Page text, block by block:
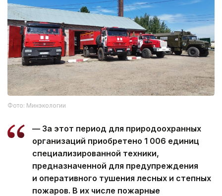
Фото: Минэкологии
— За этот период для природоохранных
организаций приобретено 1 006 единиц
специализированной техники,
предназначенной для предупреждения
и оперативного тушения лесных и степных
пожаров. В их числе пожарные